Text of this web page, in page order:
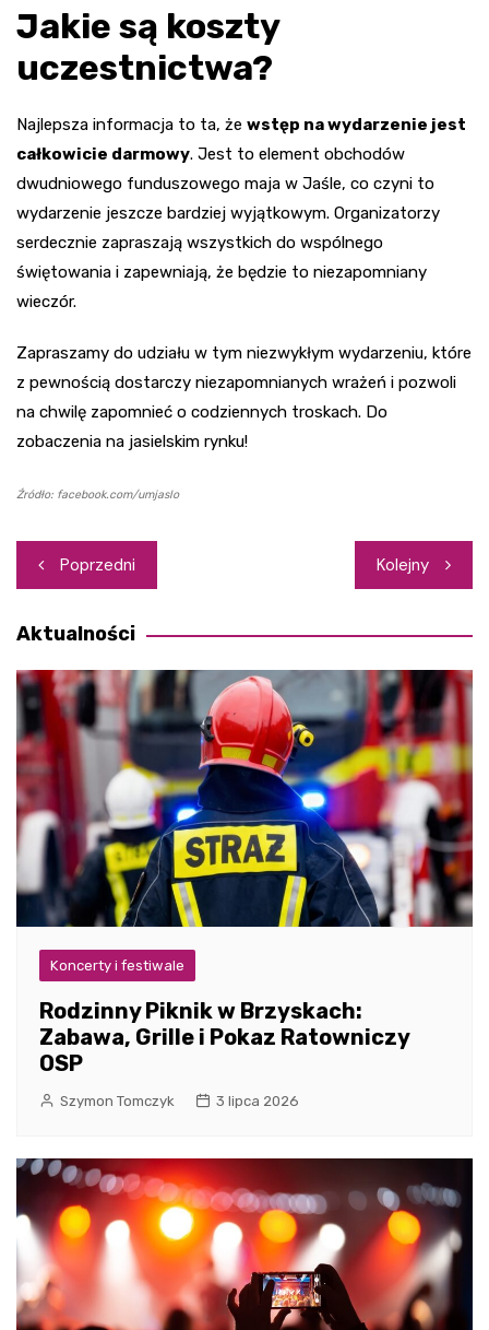
Jakie są koszty
uczestnictwa?
Najlepsza informacja to ta, że wstęp na wydarzenie jest
całkowicie darmowy. Jest to element obchodów
dwudniowego funduszowego maja w Jaśle, co czyni to
wydarzenie jeszcze bardziej wyjątkowym. Organizatorzy
serdecznie zapraszają wszystkich do wspólnego
świętowania i zapewniają, że będzie to niezapomniany
wieczór.
Zapraszamy do udziału w tym niezwykłym wydarzeniu, które
z pewnością dostarczy niezapomnianych wrażeń i pozwoli
na chwilę zapomnieć o codziennych troskach. Do
zobaczenia na jasielskim rynku!
Źródło: facebook.com/umjaslo
Nawigacja
wpisu
Poprzedni Kolejny
Aktualności
Koncerty i festiwale
Rodzinny Piknik w Brzyskach:
Zabawa, Grille i Pokaz Ratowniczy
OSP
Szymon Tomczyk 3 lipca 2026